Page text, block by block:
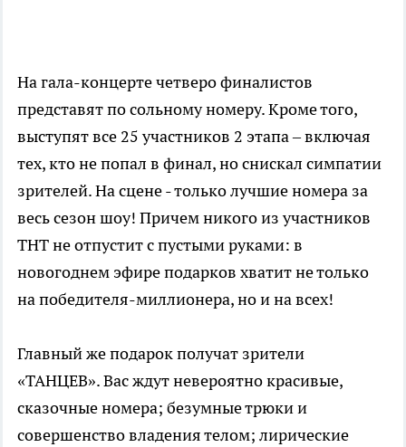
На гала-концерте четверо финалистов
представят по сольному номеру. Кроме того,
выступят все 25 участников 2 этапа – включая
тех, кто не попал в финал, но снискал симпатии
зрителей. На сцене - только лучшие номера за
весь сезон шоу! Причем никого из участников
ТНТ не отпустит с пустыми руками: в
новогоднем эфире подарков хватит не только
на победителя-миллионера, но и на всех!
Главный же подарок получат зрители
«ТАНЦЕВ». Вас ждут невероятно красивые,
сказочные номера; безумные трюки и
совершенство владения телом; лирические